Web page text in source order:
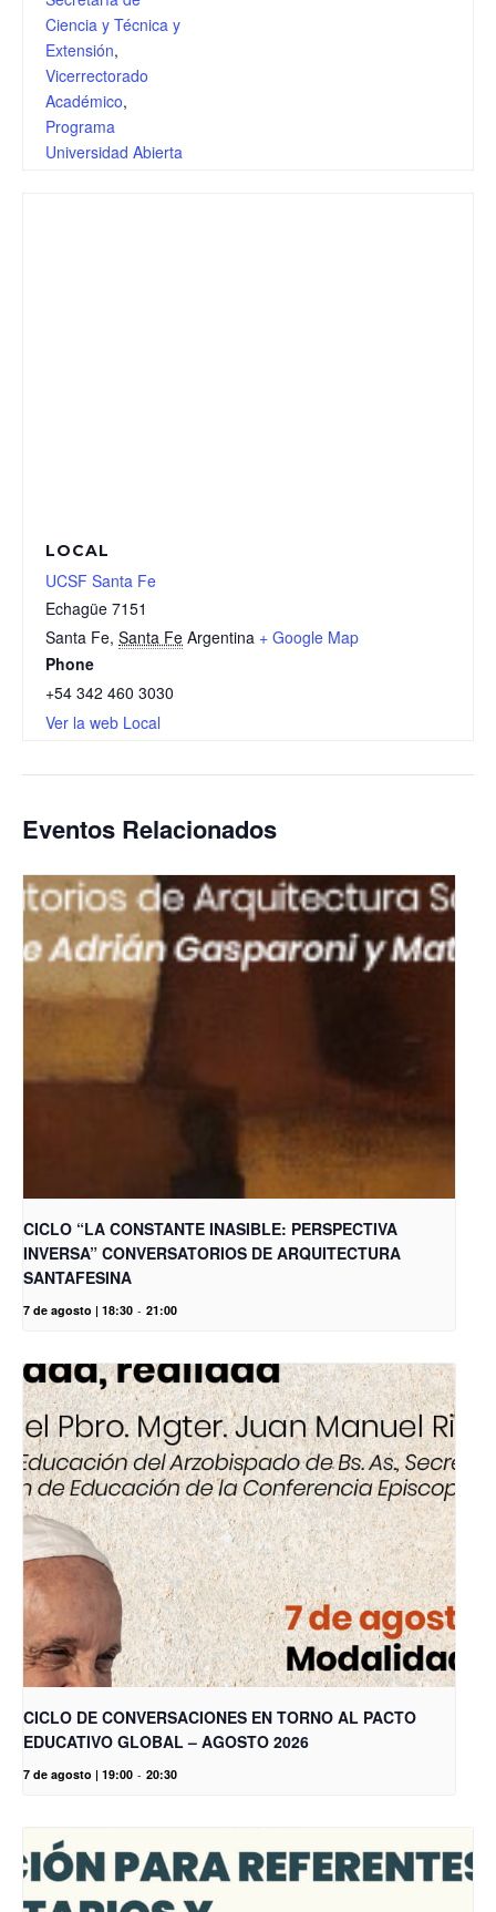
Ciencia y Técnica y
Extensión,
Vicerrectorado
Académico,
Programa
Universidad Abierta
LOCAL
UCSF Santa Fe
Echagüe 7151
Santa Fe, Santa Fe Argentina + Google Map
Phone
+54 342 460 3030
Ver la web Local
Eventos Relacionados
CICLO “LA CONSTANTE INASIBLE: PERSPECTIVA
INVERSA” CONVERSATORIOS DE ARQUITECTURA
SANTAFESINA
7 de agosto | 18:30 - 21:00
CICLO DE CONVERSACIONES EN TORNO AL PACTO
EDUCATIVO GLOBAL – AGOSTO 2026
7 de agosto | 19:00 - 20:30